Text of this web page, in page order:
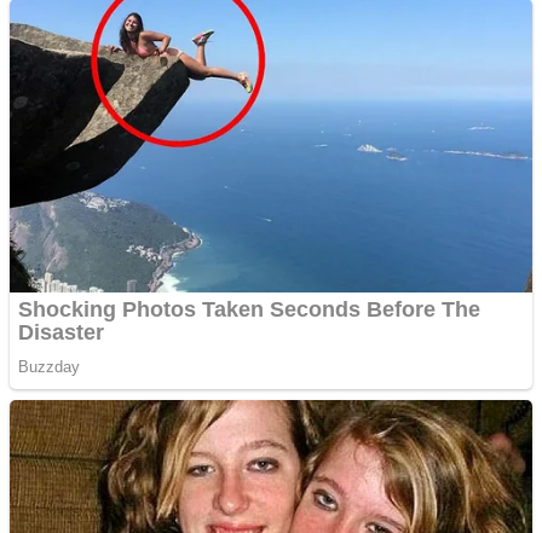
Creez aplicatie
ANDROID pentru siteul
tau
Creez aplicatie
ANDROID pentru siteul
tau
Anuntul tau apare in mai
multe ziare online
Apartamente 2 camere